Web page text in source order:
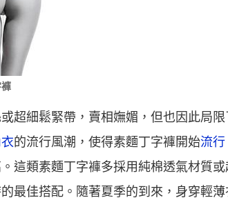
超細鬆緊帶，賣相嫵媚，但也因此局
的流行風潮，使得素麵丁字褲開始流行
這類素麵丁字褲多採用純棉透氣材質
最佳搭配。隨著夏季的到來，身穿輕